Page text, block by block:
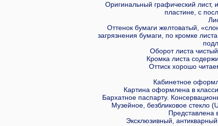
Оригинальный графический лист,
пластине, с
Оттенок бумаги желтоватый,
загрязнения бумаги, по кромке
Оборот листа
Кромка листа
Оттиск хорошо
Кабинетное
Картина оформлена в
Бархатное паспарту.
Музейное, безбликовое стекло
Представлена
Эксклюзивный,